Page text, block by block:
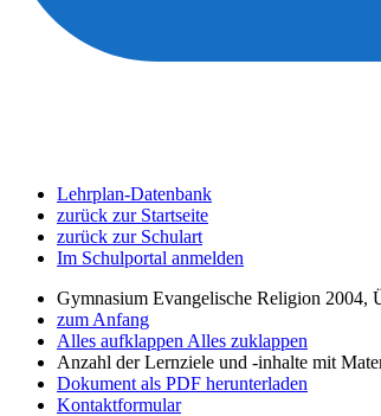
Lehrplan-Datenbank
zurück zur Startseite
zurück zur Schulart
Im Schulportal anmelden
Gymnasium Evangelische Religion 2004,
zum Anfang
Alles aufklappen Alles zuklappen
Anzahl der Lernziele und -inhalte mit
Dokument als PDF herunterladen
Kontaktformular